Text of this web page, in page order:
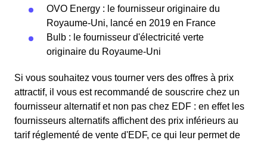
OVO Energy : le fournisseur originaire du
Royaume-Uni, lancé en 2019 en France
Bulb : le fournisseur d'électricité verte
originaire du Royaume-Uni
Si vous souhaitez vous tourner vers des offres à prix
attractif, il vous est recommandé de souscrire chez un
fournisseur alternatif et non pas chez EDF : en effet les
fournisseurs alternatifs affichent des prix inférieurs au
tarif réglementé de vente d'EDF, ce qui leur permet de